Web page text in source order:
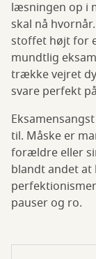
læsningen op i
skal nå
stoffet højt for
mundtlig
trække vejret
svare perfekt
til. Måske er
forældre eller
blandt andet at
pauser og ro.